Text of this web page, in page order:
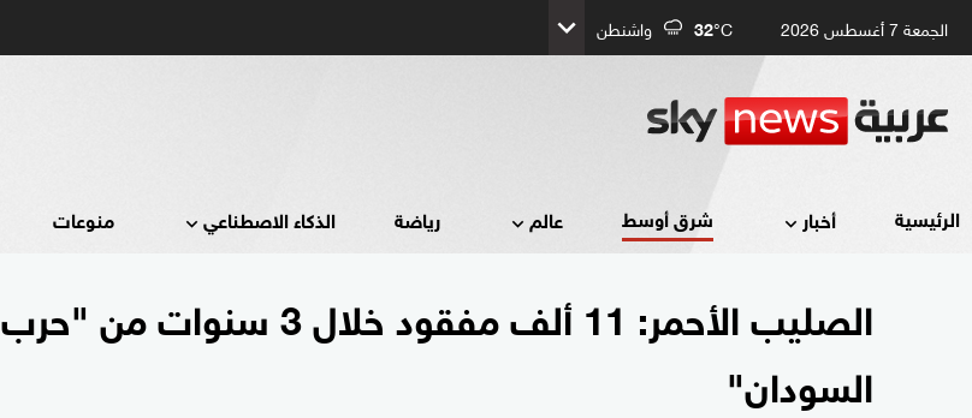
الجمعة 7 أغسطس 2026 32°C واشنطن
الرئيسية أخبار شرق أوسط عالم رياضة الذكاء الاصطناعي منوعات
الصليب الأحمر: 11 ألف مفقود خلال 3 سنوات من "حرب
السودان"